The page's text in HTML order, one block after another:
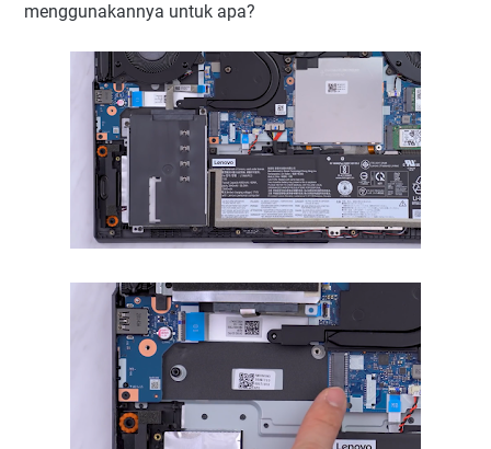
menggunakannya untuk apa?